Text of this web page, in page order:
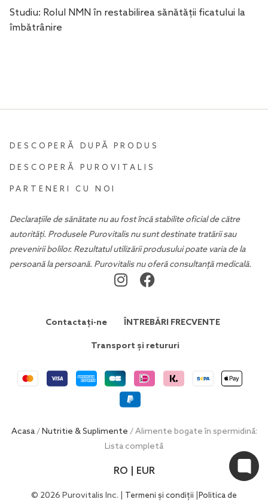
Studiu: Rolul NMN în restabilirea sănătății ficatului la
îmbătrânire
DESCOPERĂ DUPĂ PRODUS
DESCOPERĂ PUROVITALIS
PARTENERI CU NOI
Declarațiile de sănătate nu au fost încă stabilite oficial de către
autorități. Produsele Purovitalis nu sunt destinate tratării sau
prevenirii bolilor. Rezultatul utilizării produsului poate varia de la
persoană la persoană. Purovitalis nu oferă consultanță medicală.
Contactați-ne ÎNTREBĂRI FRECVENTE
Transport și retururi
Acasa/Nutritie & Suplimente / Alimente bogate în spermidină:
Lista completă
RO | EUR
© 2026 Purovitalis Inc. | Termeni și condiții Politica de